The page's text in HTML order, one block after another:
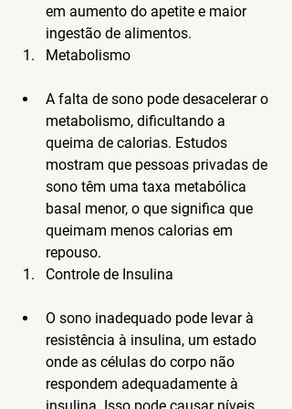
em aumento do apetite e maior
ingestão de alimentos.
Metabolismo
A falta de sono pode desacelerar o
metabolismo, dificultando a
queima de calorias. Estudos
mostram que pessoas privadas de
sono têm uma taxa metabólica
basal menor, o que significa que
queimam menos calorias em
repouso.
Controle de Insulina
O sono inadequado pode levar à
resistência à insulina, um estado
onde as células do corpo não
respondem adequadamente à